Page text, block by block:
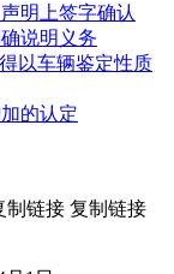
明上签字确认
说明义务
以车辆鉴定性质
的认定
制链接 复制链接